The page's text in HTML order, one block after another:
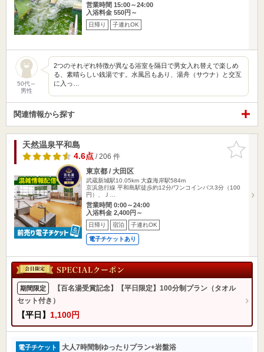
営業時間 15:00～24:00
入浴料金 550円～
日帰り 子連れOK
50代～
男性
2つのそれぞれ特徴が異なる浴室を隔日で男女入れ替えで楽しめ
る、素晴らしい銭湯です。水風呂もあり、湯舟（サウナ）と交互
に入っ…
関連情報から探す
お気に入
りに追加
天然温泉平和島
4.6点/ 206 件
東京都 / 大田区
武蔵新城駅10.05km 大森海岸駅584m
京浜急行線 平和島駅徒歩約12分/ワンコインバス3分（100
円）、Ｊ…
営業時間 0:00～24:00
入浴料金 2,400円～
日帰り 宿泊 子連れOK
電子チケットあり
期間限定
【百名湯受賞記念】【平日限定】100分制プラン（タオル
セット付き）
【平日】 1,100円
電子チケット 大人7時間制ゆったりプラン+岩盤浴